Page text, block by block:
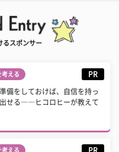
るスポンサー
考える PR
備をしておけば、自信を持っ
せる――ヒコロヒーが教えて
考える PR